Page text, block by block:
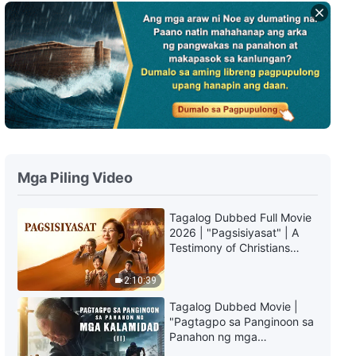
50:45
Tagalog Testimony Videos, Ep.
926: Makapagdudulot Ba ng
Kaligayahan ang Paghahangad
ng Kayamanan?
Tagalog Testimony Videos, Ep.
924: Nauunawaan Ko na
47:07
Pagiging Pabaya sa Tungkulin
47:13
Tagalog Testimony Videos, Ep.
923: Pagbitaw sa
Pagkakautang Ko sa Aking Ama
Mga Piling Video
2:10:39
Tagalog Dubbed Full Movie
2026 | "Pagsisiyasat" | A
Testimony of Christians
Tagalog Dubbed Movie |
"Pagtagpo sa Panginoon sa
Panahon ng mga